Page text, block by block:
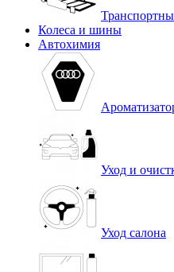
Колеса и шины
Автохимия
Уход и
Уход салона